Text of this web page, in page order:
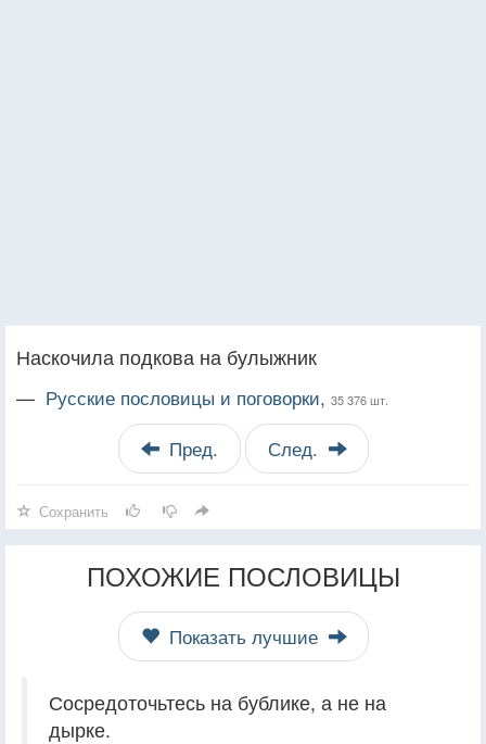
Наскочила подкова на булыжник
— Русские пословицы и поговорки, 35 376 шт.
Пред. След.
Сохранить
ПОХОЖИЕ ПОСЛОВИЦЫ
Показать лучшие
Сосредоточьтесь на бублике, а не на
дырке.